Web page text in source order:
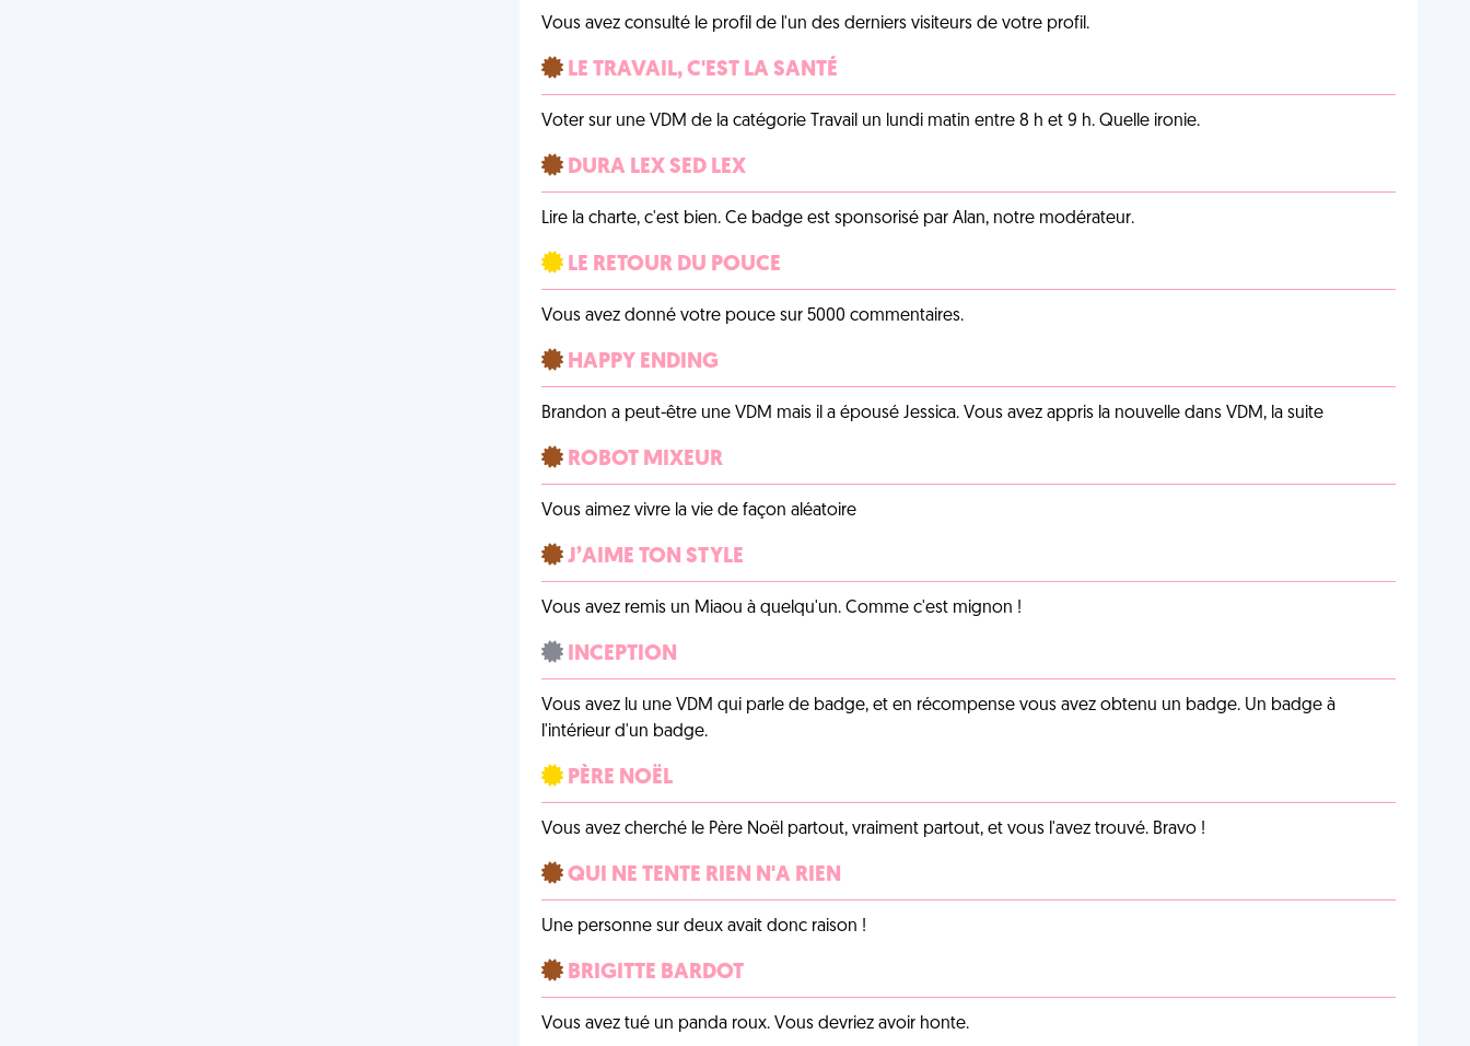
Vous avez consulté le profil de l'un des derniers visiteurs de votre profil.
LE TRAVAIL, C'EST LA SANTÉ
Voter sur une VDM de la catégorie Travail un lundi matin entre 8 h et 9 h. Quelle ironie.
DURA LEX SED LEX
Lire la charte, c'est bien. Ce badge est sponsorisé par Alan, notre modérateur.
LE RETOUR DU POUCE
Vous avez donné votre pouce sur 5000 commentaires.
HAPPY ENDING
Brandon a peut-être une VDM mais il a épousé Jessica. Vous avez appris la nouvelle dans VDM, la suite
ROBOT MIXEUR
Vous aimez vivre la vie de façon aléatoire
J’AIME TON STYLE
Vous avez remis un Miaou à quelqu'un. Comme c'est mignon !
INCEPTION
Vous avez lu une VDM qui parle de badge, et en récompense vous avez obtenu un badge. Un badge à
l'intérieur d'un badge.
PÈRE NOËL
Vous avez cherché le Père Noël partout, vraiment partout, et vous l'avez trouvé. Bravo !
QUI NE TENTE RIEN N'A RIEN
Une personne sur deux avait donc raison !
BRIGITTE BARDOT
Vous avez tué un panda roux. Vous devriez avoir honte.